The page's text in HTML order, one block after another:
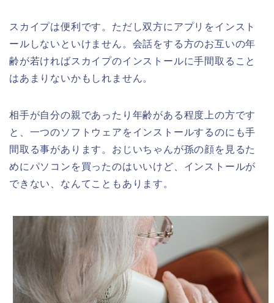
スカイプは便利です。ただし双方にアプリをインスト
ールしないといけません。会話をする方のお互いの年
齢が若ければスカイプのインストールに手間取ること
はあまりないかもしれません。
相手が自分の親であったり年齢がある程度上の方です
と、一つのソフトウェアをインストールするのにも手
間取る事があります。おじいちゃんが孫の顔を見るた
めにパソコンを買ったのはいいけど、インストールが
できない、なんてこともあります。